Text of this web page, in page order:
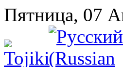
Пятница, 07